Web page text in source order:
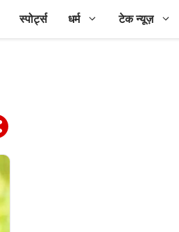
स्पोर्ट्स धर्म टेक न्यूज़